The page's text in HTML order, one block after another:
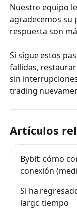
Nuestro equipo
agradecemos su
respuesta son
Si sigue estos
fallidas,
sin
trading
Artículos
Bybit: cómo
conexión
Si ha
largo tiempo